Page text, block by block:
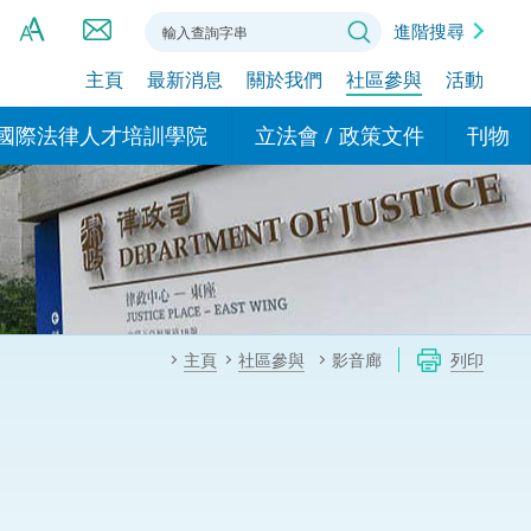
Indonesia (印尼語)
印度語)
(尼泊爾語)
A
A
進階搜尋
主頁 最新消息 關於我們 社區參與 活動
設立辦事
際法律人才培訓學院
學院
專家委員會
辦公室
培訓課程和能力建設項
立法會 / 政策文件
現行政策措施
政策文件
特別財務委員會
刊物
基本
民事
主頁 社區參與 影音廊 列印